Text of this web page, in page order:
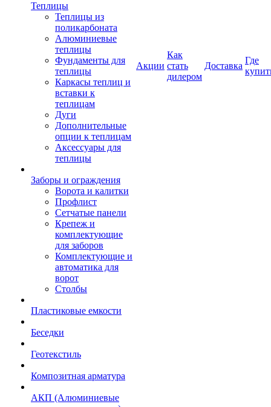
Теплицы
Теплицы из
поликарбоната
Алюминиевые
теплицы
Фундаменты для
теплицы
Каркасы теплиц и
вставки к
теплицам
Дуги
Дополнительные
опции к теплицам
Аксессуары для
теплицы
Заборы и ограждения
Ворота и калитки
Профлист
Сетчатые панели
Крепеж и
комплектующие
для заборов
Комплектующие и
автоматика для
ворот
Столбы
Пластиковые емкости
Беседки
Геотекстиль
Композитная арматура
АКП (Алюминиевые
Акции
Как
стать
дилером
Доставка
Где